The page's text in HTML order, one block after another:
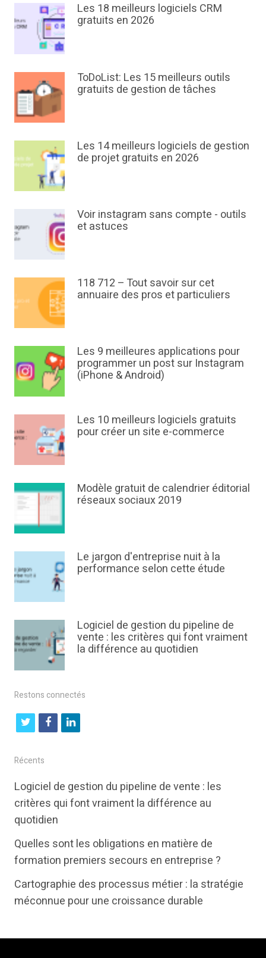
Les 18 meilleurs logiciels CRM
gratuits en 2026
ToDoList: Les 15 meilleurs outils
gratuits de gestion de tâches
Les 14 meilleurs logiciels de gestion
de projet gratuits en 2026
Voir instagram sans compte - outils
et astuces
118 712 – Tout savoir sur cet
annuaire des pros et particuliers
Les 9 meilleures applications pour
programmer un post sur Instagram
(iPhone & Android)
Les 10 meilleurs logiciels gratuits
pour créer un site e-commerce
Modèle gratuit de calendrier éditorial
réseaux sociaux 2019
Le jargon d'entreprise nuit à la
performance selon cette étude
Logiciel de gestion du pipeline de
vente : les critères qui font vraiment
la différence au quotidien
Restons connectés
t
i
t
t
e
f
b
o
k
l
e
i
n
Récents
Logiciel de gestion du pipeline de vente : les
critères qui font vraiment la différence au
quotidien
Quelles sont les obligations en matière de
formation premiers secours en entreprise ?
Cartographie des processus métier : la stratégie
méconnue pour une croissance durable